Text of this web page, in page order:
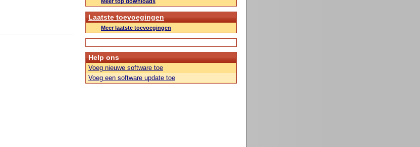
Laatste toevoegingen
Meer laatste toevoegingen
Help ons
Voeg nieuwe software toe
Voeg een software update toe